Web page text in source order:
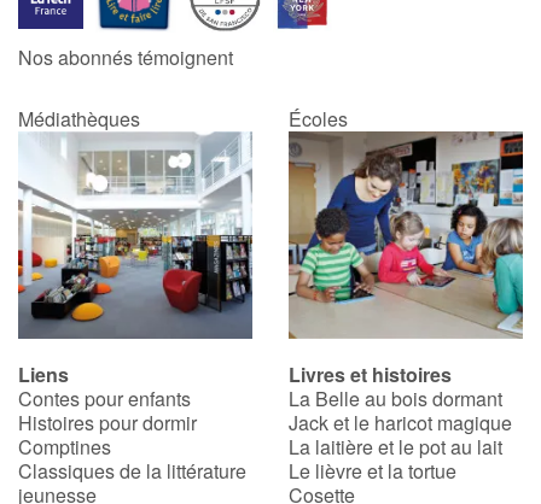
Catalogue anglais
Contraste +
Aide
Accueil
Famille
Écoles
Médiathèques
Nos abonnés témoignent
Médiathèques Écoles
Liens
Contes pour enfants
Histoires pour dormir
Comptines
Classiques de la littérature
jeunesse
Livres et histoires
La Belle au bois dormant
Jack et le haricot magique
La laitière et le pot au lait
Le lièvre et la tortue
Cosette